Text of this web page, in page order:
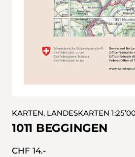
KARTEN, LANDESKARTEN
1011 BEGGINGEN
CHF 14.-